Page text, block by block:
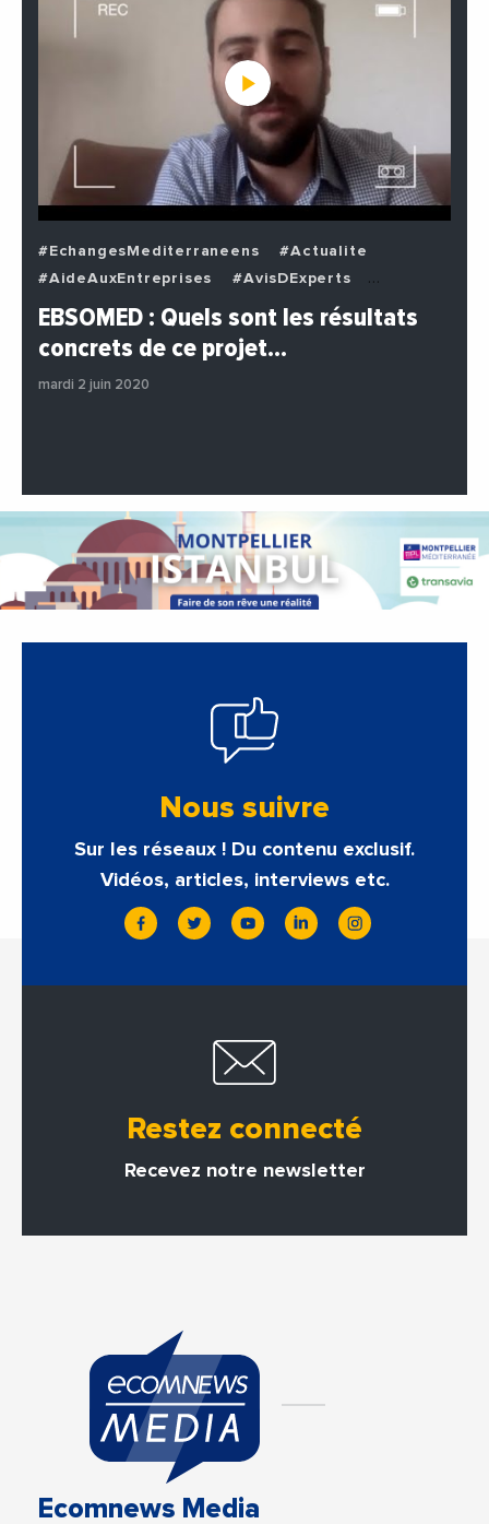
#EchangesMediterraneens
#Actualite
#AideAuxEntreprises
#AvisDExperts
#BuzzNews
#Decideurs
#Entreprises
#Institutions
EBSOMED : Quels sont les résultats
concrets de ce projet…
mardi 2 juin 2020
Nous suivre
Sur les réseaux ! Du contenu exclusif.
Vidéos, articles, interviews etc.
Restez connecté
Recevez notre newsletter
Ecomnews Media